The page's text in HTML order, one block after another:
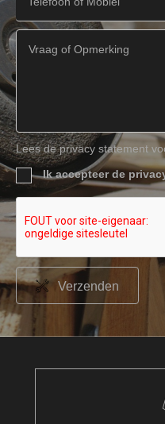
Lees de privacy statement
Ik accepteer de
Verzenden